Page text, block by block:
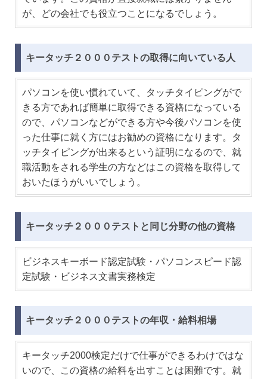
が、どの会社でも役立つことになるでしょう。
キータッチ２０００テストの取得に向いている人
パソコンを使い慣れていて、タッチタイピングがで
きる方であれば簡単に取得できる資格になっている
ので、パソコンなどができる方や今後パソコンを使
った仕事に就く方にはお勧めの資格になります。タ
ッチタイピングが出来るという証明になるので、就
職活動をされる学生の方などはこの資格を取得して
おいたほうがいいでしょう。
キータッチ２０００テストと同じ分野の他の資格
ビジネスキーボード認定試験・パソコンスピード認
定試験・ビジネス文書実務検定
キータッチ２０００テストの年収・給料相場
キータッチ2000検定だけで仕事ができるわけではな
いので、この資格の給料を出すことは困難です。就